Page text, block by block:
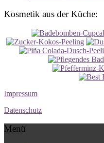
Kosmetik aus der Küche:
Impressum
Datenschutz
Menü